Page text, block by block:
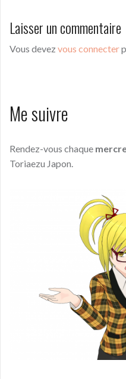
Laisser un commentaire
Vous devez vous connecter
Me suivre
Rendez-vous chaque
Toriaezu Japon.